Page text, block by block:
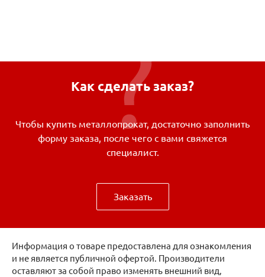
Как сделать заказ?
Чтобы купить металлопрокат, достаточно заполнить
форму заказа, после чего с вами свяжется
специалист.
Заказать
Информация о товаре предоставлена для ознакомления
и не является публичной офертой. Производители
оставляют за собой право изменять внешний вид,